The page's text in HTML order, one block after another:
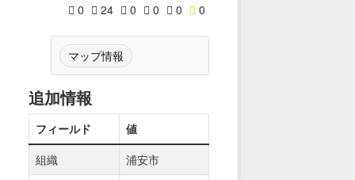
0 24 0 0 0 0
マップ情報
追加情報
フィールド
値
組織
浦安市